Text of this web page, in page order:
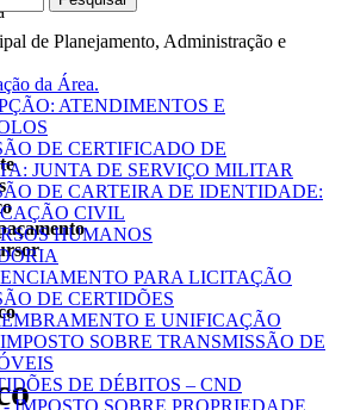
de Planejamento, Administração e
da Área.
ATENDIMENTOS E
DE CERTIFICADO DE
JUNTA DE SERVIÇO MILITAR
DE CARTEIRA DE IDENTIDADE:
CIVIL
HUMANOS
PARA LICITAÇÃO
DE CERTIDÕES
E UNIFICAÇÃO
SOBRE TRANSMISSÃO DE
DE DÉBITOS – CND